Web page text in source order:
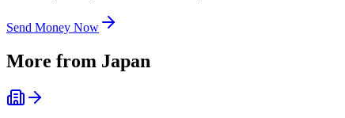
Send Money Now
More from Japan